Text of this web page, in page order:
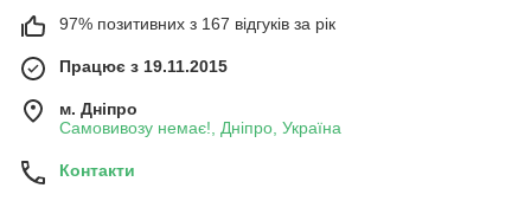
97% позитивних з 167 відгуків за рік
Працює з 19.11.2015
м. Дніпро
Самовивозу немає!, Дніпро, Україна
Контакти